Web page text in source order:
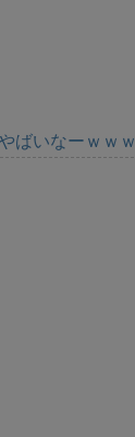
ばいなーｗｗｗ